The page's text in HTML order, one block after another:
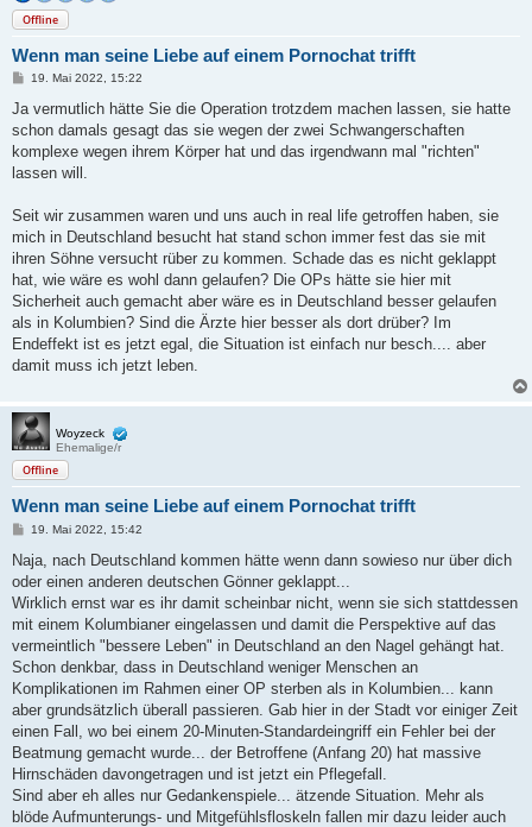
Offline
Wenn man seine Liebe auf einem Pornochat trifft
B
i
r
a
19. Mai 2022, 15:22
Ja vermutlich hätte Sie die Operation trotzdem machen lassen, sie hatte
schon damals gesagt das sie wegen der zwei Schwangerschaften
komplexe wegen ihrem Körper hat und das irgendwann mal "richten"
lassen will.
Seit wir zusammen waren und uns auch in real life getroffen haben, sie
mich in Deutschland besucht hat stand schon immer fest das sie mit
ihren Söhne versucht rüber zu kommen. Schade das es nicht geklappt
hat, wie wäre es wohl dann gelaufen? Die OPs hätte sie hier mit
Sicherheit auch gemacht aber wäre es in Deutschland besser gelaufen
als in Kolumbien? Sind die Ärzte hier besser als dort drüber? Im
Endeffekt ist es jetzt egal, die Situation ist einfach nur besch.... aber
damit muss ich jetzt leben.
Woyzeck
Ehemalige/r
Offline
Wenn man seine Liebe auf einem Pornochat trifft
B
i
r
a
19. Mai 2022, 15:42
Naja, nach Deutschland kommen hätte wenn dann sowieso nur über dich
oder einen anderen deutschen Gönner geklappt...
Wirklich ernst war es ihr damit scheinbar nicht, wenn sie sich stattdessen
mit einem Kolumbianer eingelassen und damit die Perspektive auf das
vermeintlich "bessere Leben" in Deutschland an den Nagel gehängt hat.
Schon denkbar, dass in Deutschland weniger Menschen an
Komplikationen im Rahmen einer OP sterben als in Kolumbien... kann
aber grundsätzlich überall passieren. Gab hier in der Stadt vor einiger Zeit
einen Fall, wo bei einem 20-Minuten-Standardeingriff ein Fehler bei der
Beatmung gemacht wurde... der Betroffene (Anfang 20) hat massive
Hirnschäden davongetragen und ist jetzt ein Pflegefall.
Sind aber eh alles nur Gedankenspiele... ätzende Situation. Mehr als
blöde Aufmunterungs- und Mitgefühlsfloskeln fallen mir dazu leider auch